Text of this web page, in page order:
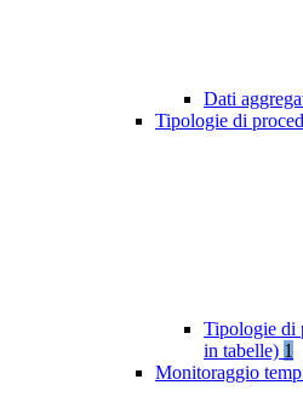
Dati
Tipologie di
Tipologie di
in tabelle) 1
Monitoraggio